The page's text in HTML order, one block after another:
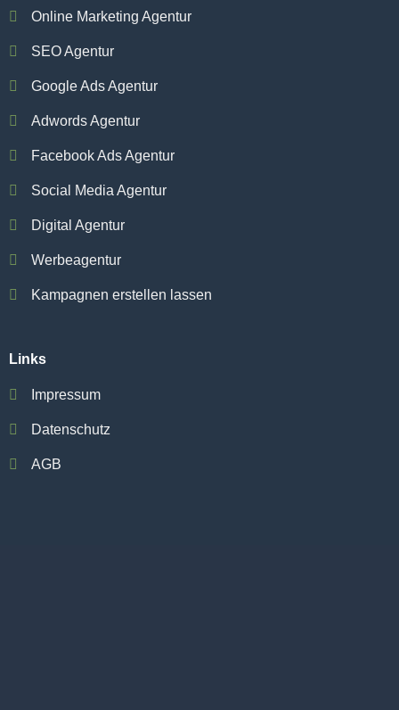
Online Marketing Agentur
SEO Agentur
Google Ads Agentur
Adwords Agentur
Facebook Ads Agentur
Social Media Agentur
Digital Agentur
Werbeagentur
Kampagnen erstellen lassen
Links
Impressum
Datenschutz
AGB